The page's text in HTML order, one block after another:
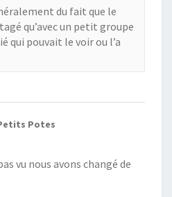
du fait que le
qu’avec un petit groupe
qui pouvait le voir ou l’a
Potes
vu nous avons changé de